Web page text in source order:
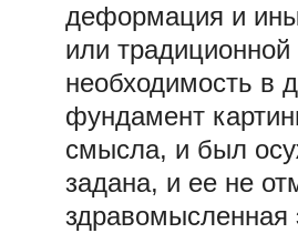
деформация и
или
необходимость в
фундамент
смысла, и был
задана, и ее не
здравомысленная